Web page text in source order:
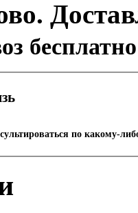
бесплатно
по какому-